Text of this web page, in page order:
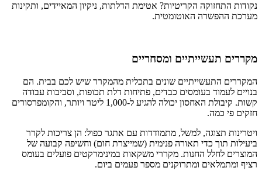
נקודות התחזוקה הקריטיות? אטימת הדלתות, ניקיון המאיידים, ותקינות
מערכת ההפשרה האוטומטית.
מקררים תעשייתיים ומסחריים
המקררים התעשייתיים שונים בתכלית מהמקרר שיש לכם בבית. הם
בנויים לעמוד בעומסים כבדים, פתיחות דלת תכופות, וסביבות עבודה
קשות. קיבולת האחסון יכולה להגיע ל-1,000 ליטר ויותר, והקומפרסורים
חזקים פי כמה.
ויטרינות תצוגה, למשל, מתמודדות עם אתגר כפול: הן צריכות לקרר
ביעילות תוך כדי תאורה פנימית (שמייצרת חום) וחשיפה קבועה של
המוצרים לחלל החנות. מקררי משקאות במינימרקטים פועלים בעומס
רציף ומתמלאים ומתרוקנים מספר פעמים ביום.